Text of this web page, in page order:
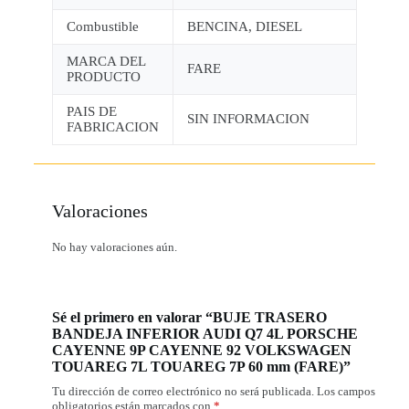
Combustible BENCINA, DIESEL
MARCA DEL
PRODUCTO
FARE
PAIS DE
FABRICACION
SIN INFORMACION
Valoraciones
No hay valoraciones aún.
Sé el primero en valorar “BUJE TRASERO
BANDEJA INFERIOR AUDI Q7 4L PORSCHE
CAYENNE 9P CAYENNE 92 VOLKSWAGEN
TOUAREG 7L TOUAREG 7P 60 mm (FARE)”
Tu dirección de correo electrónico no será publicada. Los campos
obligatorios están marcados con *